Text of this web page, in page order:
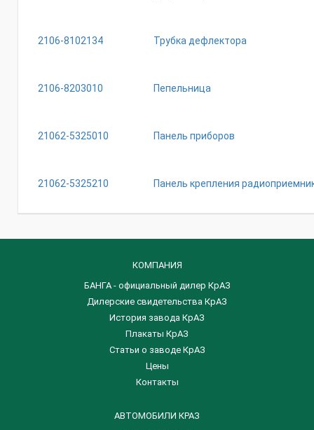
2106-8102134 Трубка дефлектора
2106-8203010 Пепельница
21062-5325010 Панель приборов
21062-5325210 Панель крепления
КОМПАНИЯ
БАНГА - официальный дилер КрАЗ
Дилерские свидетельства КрАЗ
История завода КрАЗ
Плакаты КрАЗ
Статьи о заводе КрАЗ
Цены
Контакты
АВТОМОБИЛИ КРАЗ